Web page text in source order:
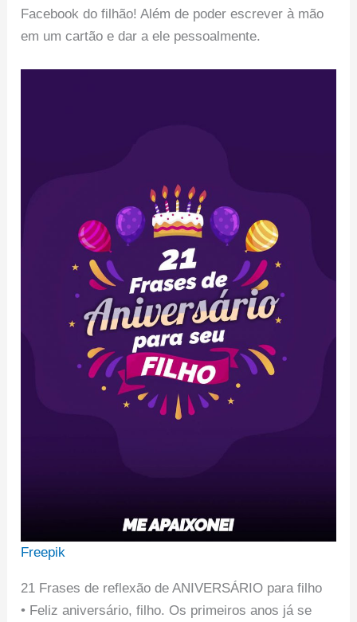
Facebook do filhão! Além de poder escrever à mão
em um cartão e dar a ele pessoalmente.
Freepik
21 Frases de reflexão de ANIVERSÁRIO para filho
• Feliz aniversário, filho. Os primeiros anos já se